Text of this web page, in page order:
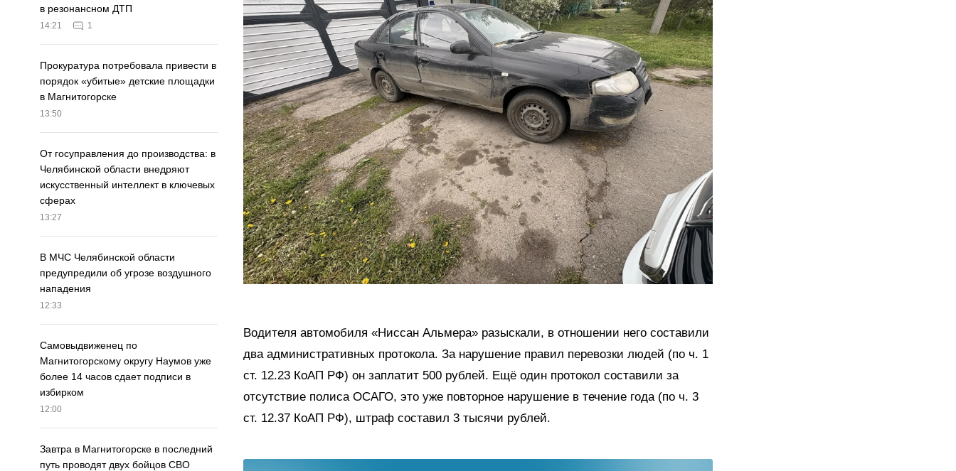
в резонансном ДТП
14:21 1
Прокуратура потребовала привести в
порядок «убитые» детские площадки
в Магнитогорске
13:50
От госуправления до производства: в
Челябинской области внедряют
искусственный интеллект в ключевых
сферах
13:27
В МЧС Челябинской области
предупредили об угрозе воздушного
нападения
12:33
Самовыдвиженец по
Магнитогорскому округу Наумов уже
более 14 часов сдает подписи в
избирком
12:00
Завтра в Магнитогорске в последний
путь проводят двух бойцов СВО
Водителя автомобиля «Ниссан Альмера» разыскали, в отношении него составили
два административных протокола. За нарушение правил перевозки людей (по ч. 1
ст. 12.23 КоАП РФ) он заплатит 500 рублей. Ещё один протокол составили за
отсутствие полиса ОСАГО, это уже повторное нарушение в течение года (по ч. 3
ст. 12.37 КоАП РФ), штраф составил 3 тысячи рублей.